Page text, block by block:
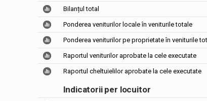
Bilanțul total
Ponderea veniturilor locale în veniturile totale
Ponderea veniturilor pe proprietate în veniturile
Raportul veniturilor aprobate la cele executate
Raportul cheltuielilor aprobate la cele executate
Indicatorii per locuitor